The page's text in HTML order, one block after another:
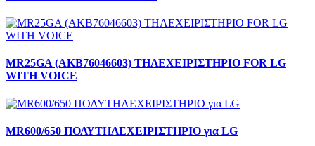
MR25GA (AKB76046603) ΤΗΛΕΧΕΙΡΙΣΤΗΡΙΟ FOR LG
WITH VOICE
MR600/650 ΠΟΛΥΤΗΛΕΧΕΙΡΙΣΤΗΡΙΟ για LG